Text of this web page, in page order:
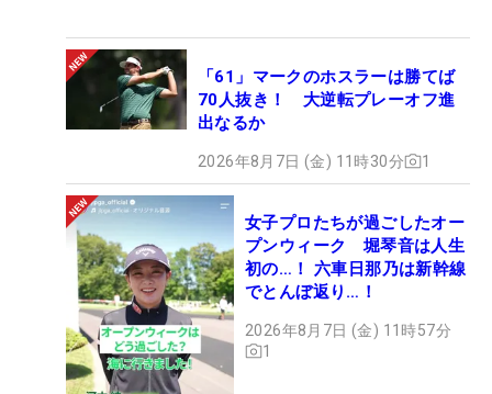
「61」マークのホスラーは勝てば
70人抜き！ 大逆転プレーオフ進
出なるか
2026年8月7日 (金) 11時30分 1
女子プロたちが過ごしたオー
プンウィーク 堀琴音は人生
初の…！ 六車日那乃は新幹線
でとんぼ返り…！
2026年8月7日 (金) 11時57分
1